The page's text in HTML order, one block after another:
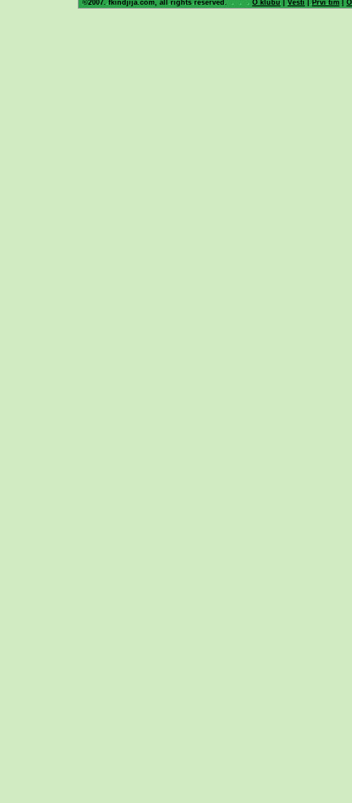
©2007. fkindjija.com, all rights reserved. O klubu |Vesti | Prvi tim |